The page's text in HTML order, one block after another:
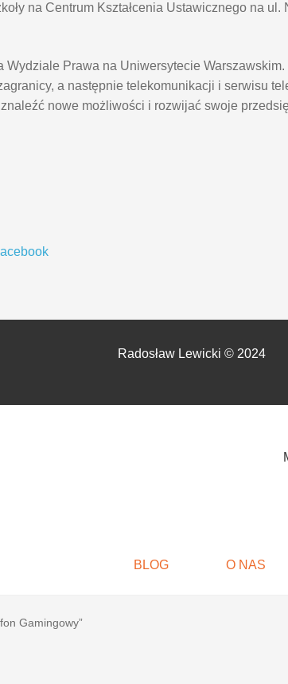
na Centrum Kształcenia Ustawicznego na
Prawa na Uniwersytecie
a następnie telekomunikacji i serwisu
znaleźć nowe możliwości i rozwijać swoje
Radosław Lewicki © 2024
O NAS
BLOG
Gamingowy”